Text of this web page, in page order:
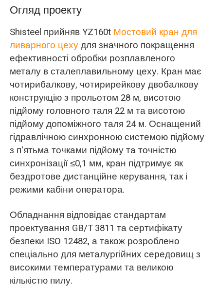
Огляд проекту
Shisteel прийняв YZ160t Мостовий кран для
ливарного цехудля значного покращення
ефективності обробки розплавленого
металу в сталеплавильному цеху. Кран має
чотирибалкову, чотирирейкову двобалкову
конструкцію з прольотом 28 м, висотою
підйому головного таля 22 м та висотою
підйому допоміжного таля 24 м. Оснащений
гідравлічною синхронною системою підйому
з п'ятьма точками підйому та точністю
синхронізації ≤0,1 мм, кран підтримує як
бездротове дистанційне керування, так і
режими кабіни оператора.
Обладнання відповідає стандартам
проектування GB/T 3811 та сертифікату
безпеки ISO 12482, а також розроблено
спеціально для металургійних середовищ з
високими температурами та великою
кількістю пилу.